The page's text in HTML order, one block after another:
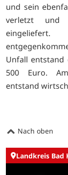
und sein
verletzt und
Unfall entstand
500 Euro.
entstand
Nach oben
Landkreis Bad